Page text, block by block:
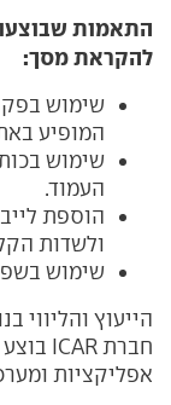
התאמות
להקראת מסך:
המופיע
שימוש
העמוד.
הוספת
ולשדות
שימוש
הייעוץ והליווי
חברת ICAR בוצע על ידי צוות
אפליקציות